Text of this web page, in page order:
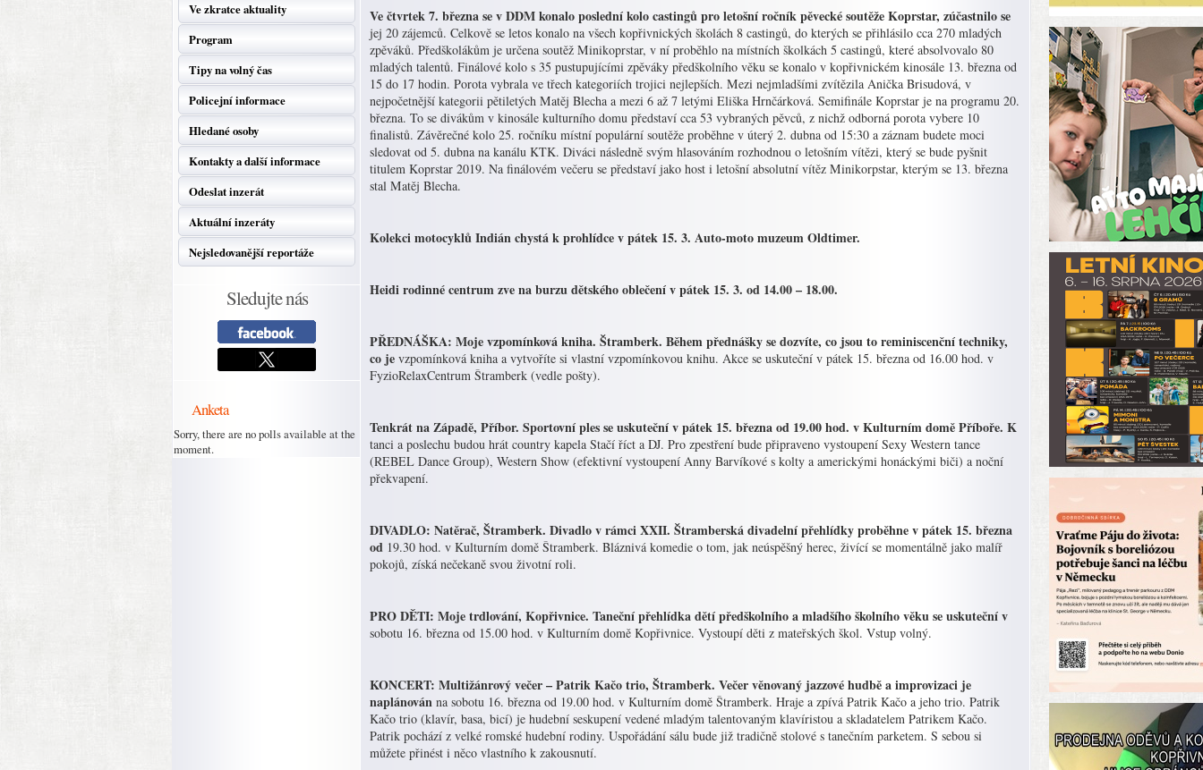
Ve zkratce aktuality
Program
Tipy na volný čas
Policejní informace
Hledané osoby
Kontakty a další informace
Odeslat inzerát
Aktuální inzeráty
Nejsledovanější reportáže
Sledujte nás
Anketa
Sorry, there are no polls available at the
moment.
Ve čtvrtek 7. března se v DDM konalo poslední kolo castingů pro letošní ročník pěvecké soutěže Koprstar, zúčastnilo se
jej 20 zájemců. Celkově se letos konalo na všech kopřivnických školách 8 castingů, do kterých se přihlásilo cca 270 mladých
zpěváků. Předškolákům je určena soutěž Minikoprstar, v ní proběhlo na místních školkách 5 castingů, které absolvovalo 80
mladých talentů. Finálové kolo s 35 pustupujícími zpěváky předškolního věku se konalo v kopřivnickém kinosále 13. března od
15 do 17 hodin. Porota vybrala ve třech kategoriích trojici nejlepších. Mezi nejmladšími zvítězila Anička Brisudová, v
nejpočetnější kategorii pětiletých Matěj Blecha a mezi 6 až 7 letými Eliška Hrnčárková. Semifinále Koprstar je na programu 20.
března. To se divákům v kinosále kulturního domu představí cca 53 vybraných pěvců, z nichž odborná porota vybere 10
finalistů. Závěrečné kolo 25. ročníku místní populární soutěže proběhne v úterý 2. dubna od 15:30 a záznam budete moci
sledovat od 5. dubna na kanálu KTK. Diváci následně svým hlasováním rozhodnou o letošním vítězi, který se bude pyšnit
titulem Koprstar 2019. Na finálovém večeru se představí jako host i letošní absolutní vítěz Minikorpstar, kterým se 13. března
stal Matěj Blecha.
Kolekci motocyklů Indián chystá k prohlídce v pátek 15. 3. Auto-moto muzeum Oldtimer.
Heidi rodinné centrum zve na burzu dětského oblečení v pátek 15. 3. od 14.00 – 18.00.
PŘEDNÁŠKA: Moje vzpomínková kniha. Štramberk. Během přednášky se dozvíte, co jsou to reminiscenční techniky,
co je vzpomínková kniha a vytvoříte si vlastní vzpomínkovou knihu. Akce se uskuteční v pátek 15. března od 16.00 hod. v
FyzioRelaxCentrum Štramberk (vedle pošty).
Tenkrát na Západě, Příbor. Sportovní ples se uskuteční v pátek 15. března od 19.00 hod. v Kulturním domě Příboře. K
tanci a poslechu budou hrát country kapela Stačí říct a DJ. Pro zpestření bude připraveno vystoupení Sexy Western tance
(REBEL Dance Group), Western Show (efektivní vystoupení Anny Barvíkové s kolty a americkými honáckými biči) a noční
překvapení.
DIVADLO: Natěrač, Štramberk. Divadlo v rámci XXII. Štramberská divadelní přehlídky proběhne v pátek 15. března
od 19.30 hod. v Kulturním domě Štramberk. Bláznivá komedie o tom, jak neúspěšný herec, živící se momentálně jako malíř
pokojů, získá nečekaně svou životní roli.
PRO DĚTI: Moje trdlování, Kopřivnice. Taneční přehlídka dětí předškolního a mladšího školního věku se uskuteční v
sobotu 16. března od 15.00 hod. v Kulturním domě Kopřivnice. Vystoupí děti z mateřských škol. Vstup volný.
KONCERT: Multižánrový večer – Patrik Kačo trio, Štramberk. Večer věnovaný jazzové hudbě a improvizaci je
naplánován na sobotu 16. března od 19.00 hod. v Kulturním domě Štramberk. Hraje a zpívá Patrik Kačo a jeho trio. Patrik
Kačo trio (klavír, basa, bicí) je hudební seskupení vedené mladým talentovaným klavíristou a skladatelem Patrikem Kačo.
Patrik pochází z velké romské hudební rodiny. Uspořádání sálu bude již tradičně stolové s tanečním parketem. S sebou si
můžete přinést i něco vlastního k zakousnutí.